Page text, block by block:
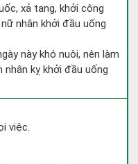
xả tang, khởi công
nhân khởi đầu uống
này khó nuôi, nên làm
kỵ khởi đầu uống
việc.